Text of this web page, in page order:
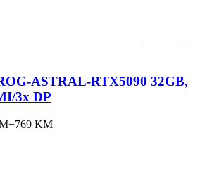
ASTRAL-RTX5090 32GB,
3x DP
−769KM